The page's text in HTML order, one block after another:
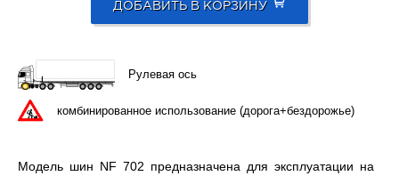
ДОБАВИТЬ В КОРЗИНУ
Рулевая ось
комбинированное использование (дорога+бездорожье)
Модель шин NF 702 предназначена для эксплуатации на